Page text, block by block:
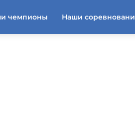
чемпионы Наши